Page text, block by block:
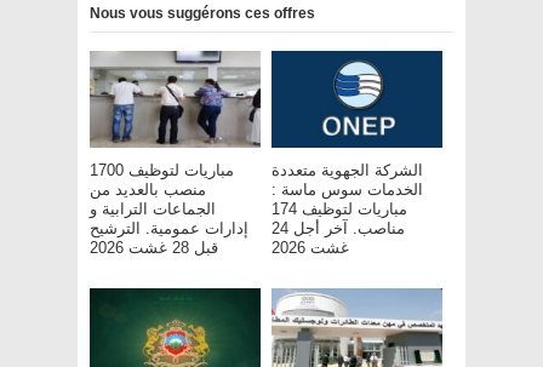
Nous vous suggérons ces offres
مباريات لتوظيف 1700
منصب بالعديد من
الجماعات الترابية و
إدارات عمومية. الترشيح
قبل 28 غشت 2026
الشركة الجهوية متعددة
الخدمات سوس ماسة :
مباريات لتوظيف 174
مناصب. آخر أجل 24
غشت 2026